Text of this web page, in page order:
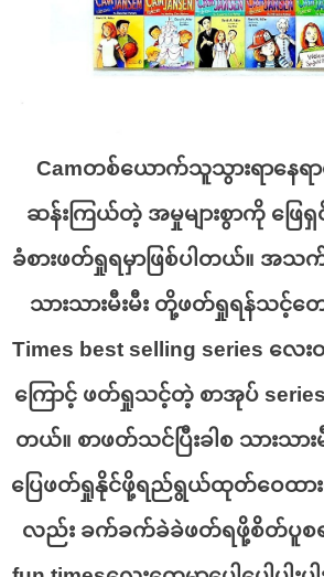
Camတစ်ယောက်သူသွားရာနေရာ
ဆန်းကြယ်တဲ့ အမှုများစွာကို ဖြေ
ခံစားဖတ်ရှုရမှာဖြစ်ပါတယ်။ အသက်
သားသားမီးမီး တို့ဖတ်ရှုရန်သင့်တော်
Times best selling series လ
ကြောင့် ဖတ်ရှုသင့်တဲ့ စာအုပ် series
တယ်။ စာဖတ်သင်ပြီးခါစ သားသာ
ပြေဖတ်ရှုနိုင်ဖို့ရည်ရွယ်ထုတ်ဝေထား
လည်း ခက်ခက်ခဲခဲဖတ်ရဖို့စိတ်ပူစရ